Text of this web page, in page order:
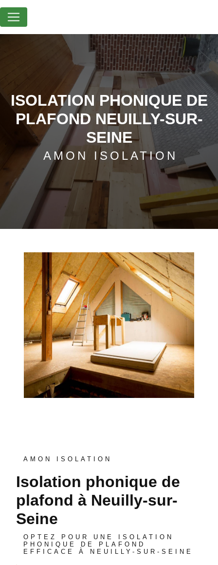
ISOLATION PHONIQUE DE
PLAFOND NEUILLY-SUR-
SEINE
AMON ISOLATION
AMON ISOLATION
isolation phonique de
plafond à Neuilly-sur-
Seine
OPTEZ POUR UNE ISOLATION
PHONIQUE DE PLAFOND
EFFICACE À NEUILLY-SUR-SEINE
Panneau de gestion des cookies